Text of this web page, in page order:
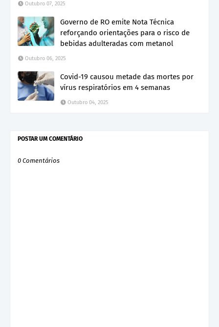
Outubro 07, 2025
Governo de RO emite Nota Técnica
reforçando orientações para o risco de
bebidas adulteradas com metanol
Outubro 06, 2025
Covid-19 causou metade das mortes por
vírus respiratórios em 4 semanas
Outubro 04, 2025
POSTAR UM COMENTÁRIO
0 Comentários